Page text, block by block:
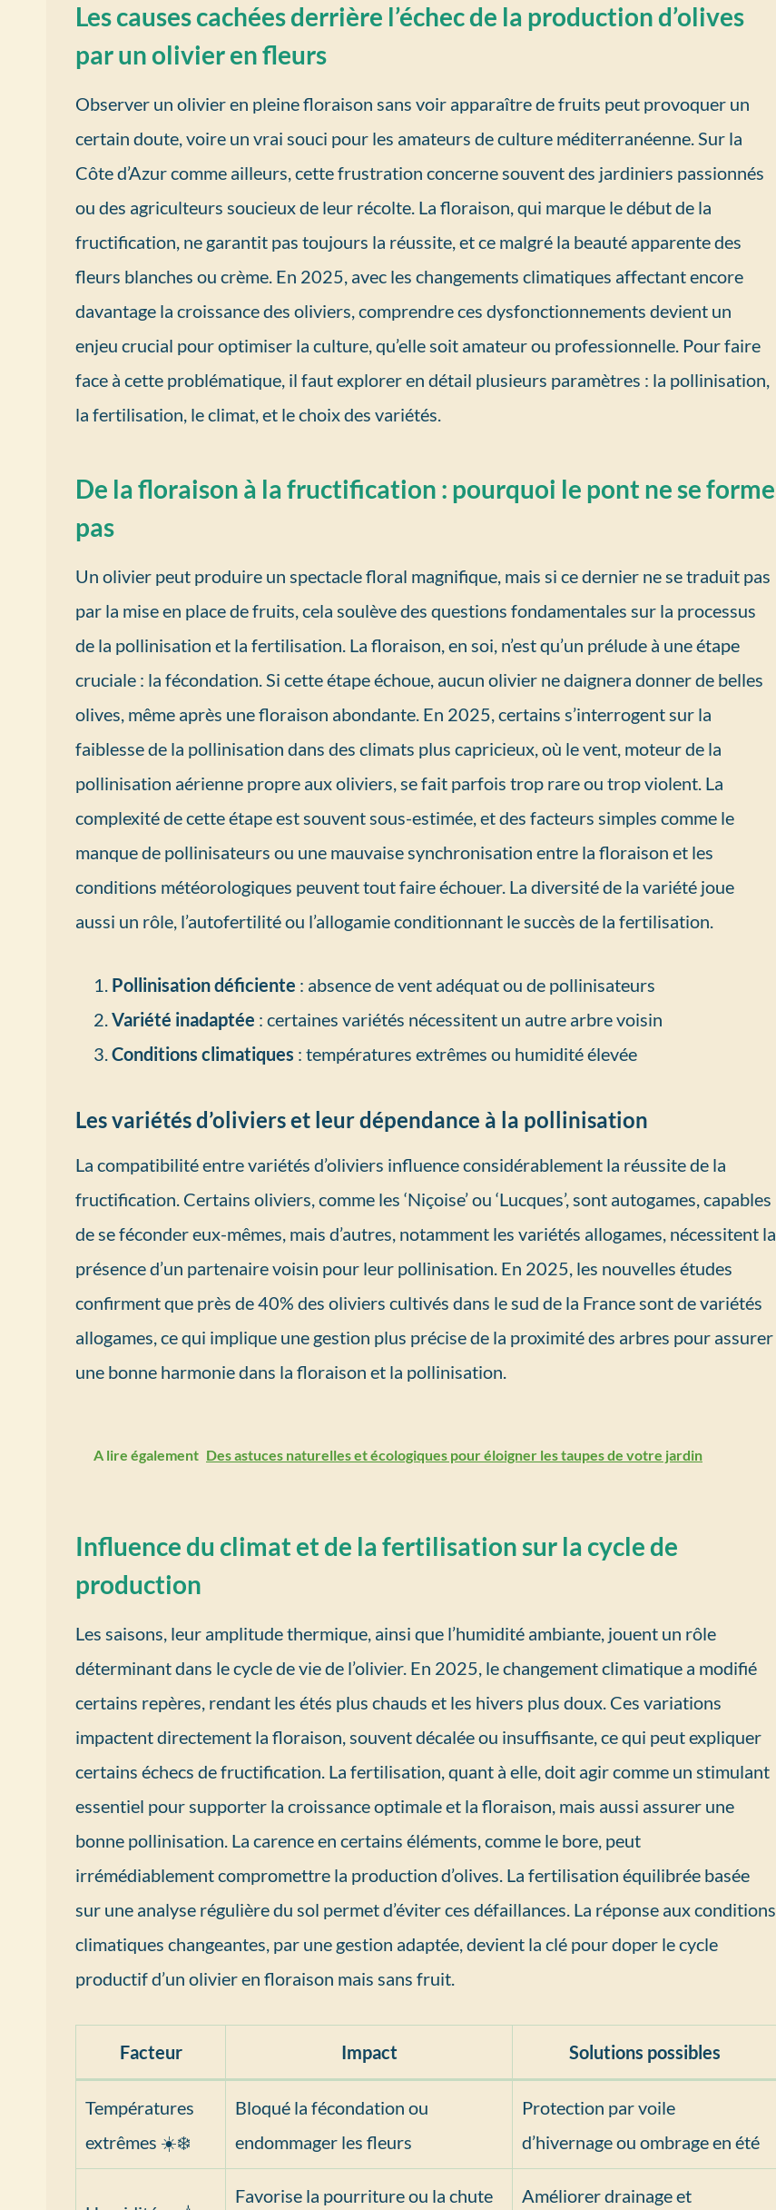
Les causes cachées derrière l’échec de la production d’olives
par un olivier en fleurs
Observer un olivier en pleine floraison sans voir apparaître de fruits peut provoquer un
certain doute, voire un vrai souci pour les amateurs de culture méditerranéenne. Sur la
Côte d’Azur comme ailleurs, cette frustration concerne souvent des jardiniers passionnés
ou des agriculteurs soucieux de leur récolte. La floraison, qui marque le début de la
fructification, ne garantit pas toujours la réussite, et ce malgré la beauté apparente des
fleurs blanches ou crème. En 2025, avec les changements climatiques affectant encore
davantage la croissance des oliviers, comprendre ces dysfonctionnements devient un
enjeu crucial pour optimiser la culture, qu’elle soit amateur ou professionnelle. Pour faire
face à cette problématique, il faut explorer en détail plusieurs paramètres : la pollinisation,
la fertilisation, le climat, et le choix des variétés.
De la floraison à la fructification : pourquoi le pont ne se forme
pas
Un olivier peut produire un spectacle floral magnifique, mais si ce dernier ne se traduit pas
par la mise en place de fruits, cela soulève des questions fondamentales sur la processus
de la pollinisation et la fertilisation. La floraison, en soi, n’est qu’un prélude à une étape
cruciale : la fécondation. Si cette étape échoue, aucun olivier ne daignera donner de belles
olives, même après une floraison abondante. En 2025, certains s’interrogent sur la
faiblesse de la pollinisation dans des climats plus capricieux, où le vent, moteur de la
pollinisation aérienne propre aux oliviers, se fait parfois trop rare ou trop violent. La
complexité de cette étape est souvent sous-estimée, et des facteurs simples comme le
manque de pollinisateurs ou une mauvaise synchronisation entre la floraison et les
conditions météorologiques peuvent tout faire échouer. La diversité de la variété joue
aussi un rôle, l’autofertilité ou l’allogamie conditionnant le succès de la fertilisation.
Pollinisation déficiente : absence de vent adéquat ou de pollinisateurs
Variété inadaptée : certaines variétés nécessitent un autre arbre voisin
Conditions climatiques : températures extrêmes ou humidité élevée
Les variétés d’oliviers et leur dépendance à la pollinisation
La compatibilité entre variétés d’oliviers influence considérablement la réussite de la
fructification. Certains oliviers, comme les ‘Niçoise’ ou ‘Lucques’, sont autogames, capables
de se féconder eux-mêmes, mais d’autres, notamment les variétés allogames, nécessitent la
présence d’un partenaire voisin pour leur pollinisation. En 2025, les nouvelles études
confirment que près de 40% des oliviers cultivés dans le sud de la France sont de variétés
allogames, ce qui implique une gestion plus précise de la proximité des arbres pour assurer
une bonne harmonie dans la floraison et la pollinisation.
A lire également Des astuces naturelles et écologiques pour éloigner les taupes de votre jardin
Influence du climat et de la fertilisation sur la cycle de
production
Les saisons, leur amplitude thermique, ainsi que l’humidité ambiante, jouent un rôle
déterminant dans le cycle de vie de l’olivier. En 2025, le changement climatique a modifié
certains repères, rendant les étés plus chauds et les hivers plus doux. Ces variations
impactent directement la floraison, souvent décalée ou insuffisante, ce qui peut expliquer
certains échecs de fructification. La fertilisation, quant à elle, doit agir comme un stimulant
essentiel pour supporter la croissance optimale et la floraison, mais aussi assurer une
bonne pollinisation. La carence en certains éléments, comme le bore, peut
irrémédiablement compromettre la production d’olives. La fertilisation équilibrée basée
sur une analyse régulière du sol permet d’éviter ces défaillances. La réponse aux conditions
climatiques changeantes, par une gestion adaptée, devient la clé pour doper le cycle
productif d’un olivier en floraison mais sans fruit.
Facteur Impact Solutions possibles
Températures
extrêmes ☀️❄️
Bloqué la fécondation ou
endommager les fleurs
Protection par voile
d’hivernage ou ombrage en été
Favorise la pourriture ou la chute Améliorer drainage et